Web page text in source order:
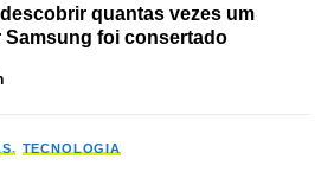
quantas vezes um
Samsung foi consertado
TECNOLOGIA